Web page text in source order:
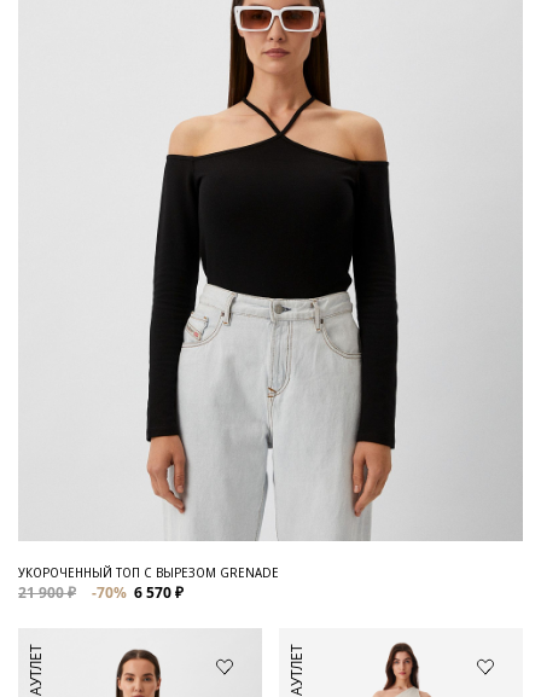
УКОРОЧЕННЫЙ ТОП С ВЫРЕЗОМ GRENADE
21 900 ₽ -70% 6 570 ₽
АУТЛЕТ АУТЛЕТ